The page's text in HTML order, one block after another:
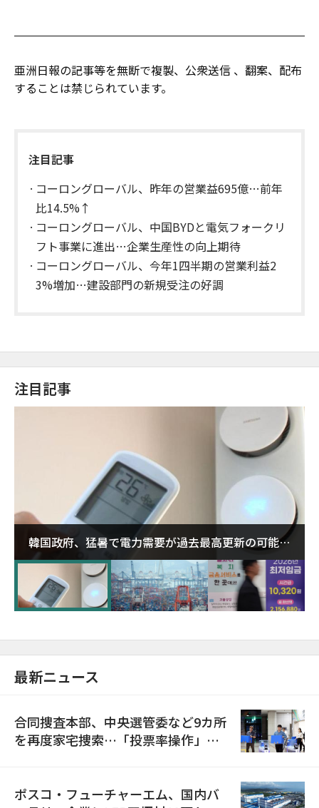
亜洲日報の記事等を無断で複製、公衆送信 、翻案、配布
することは禁じられています。
注目記事
コーロングローバル、昨年の営業益695億…前年
比14.5%↑
コーロングローバル、中国BYDと電気フォークリ
フト事業に進出…企業生産性の向上期待
コーロングローバル、今年1四半期の営業利益2
3%増加…建設部門の新規受注の好調
注目記事
韓国政府、猛暑で電力需要が過去最高更新の可能性
に需給対応体制を点検
最新ニュース
合同捜査本部、中央選管委など9カ所
を再度家宅捜索…「投票率操作」の
ポスコ・フューチャーエム、国内バ